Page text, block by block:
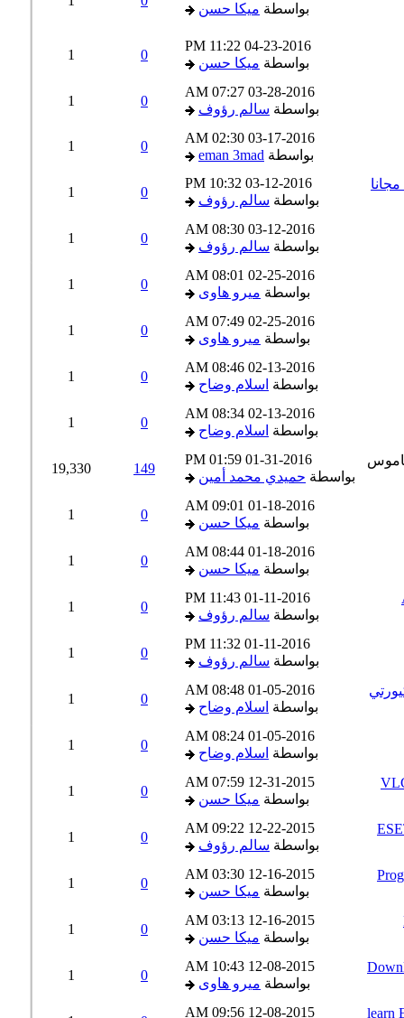
بواسطةميكا حسن
04-23-2016
11:22 PM
بواسطةميكا حسن
03-28-2016
07:27 AM
بواسطةسالم رؤوف
03-17-2016
02:30 AM
بواسطةeman 3mad
03-12-2016
10:32 PM
بواسطةسالم رؤوف
03-12-2016
08:30 AM
بواسطةسالم رؤوف
02-25-2016
08:01 AM
بواسطةميرو هاوى
02-25-2016
07:49 AM
بواسطةميرو هاوى
02-13-2016
08:46 AM
بواسطةاسلام وضاح
02-13-2016
08:34 AM
بواسطةاسلام وضاح
01-31-2016
01:59 PM
بواسطةحميدي محمد أمين
149
19,330
01-18-2016
09:01 AM
بواسطةميكا حسن
01-18-2016
08:44 AM
بواسطةميكا حسن
01-11-2016
11:43 PM
بواسطةسالم رؤوف
01-11-2016
11:32 PM
بواسطةسالم رؤوف
01-05-2016
08:48 AM
بواسطةاسلام وضاح
01-05-2016
08:24 AM
بواسطةاسلام وضاح
12-31-2015
07:59 AM
بواسطةميكا حسن
12-22-2015
09:22 AM
بواسطةسالم رؤوف
12-16-2015
03:30 AM
بواسطةميكا حسن
12-16-2015
03:13 AM
بواسطةميكا حسن
12-08-2015
10:43 AM
بواسطةميرو هاوى
12-08-2015
09:56 AM